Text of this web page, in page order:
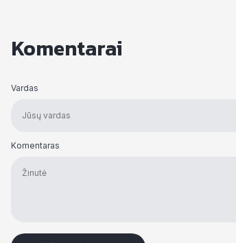
Komentarai
Vardas
Komentaras